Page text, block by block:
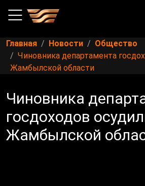
Главная Новости
Общество
Чиновника департамента
Жамбылской области
Чиновника
госдоходов
Жамбылской